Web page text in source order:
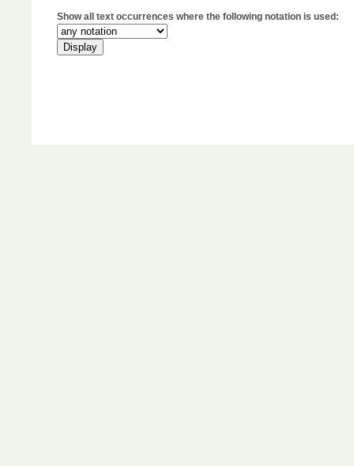
Show all text occurrences where the following notation is used: